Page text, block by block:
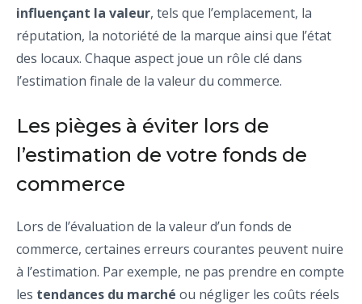
influençant la valeur, tels que l’emplacement, la
réputation, la notoriété de la marque ainsi que l’état
des locaux. Chaque aspect joue un rôle clé dans
l’estimation finale de la valeur du commerce.
Les pièges à éviter lors de
l’estimation de votre fonds de
commerce
Lors de l’évaluation de la valeur d’un fonds de
commerce, certaines erreurs courantes peuvent nuire
à l’estimation. Par exemple, ne pas prendre en compte
les tendances du marché ou négliger les coûts réels